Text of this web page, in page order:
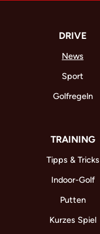
DRIVE
News
Sport
Golfregeln
TRAINING
Tipps & Tricks
Indoor-Golf
Putten
Kurzes Spiel